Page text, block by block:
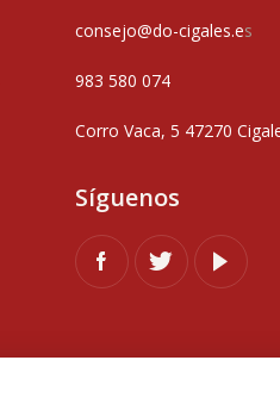
consejo@do-cigales.es
983 580 074
Corro Vaca, 5 47270
Síguenos